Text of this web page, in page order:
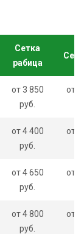
Сетка
рабица
от 3 850
руб.
от
от 4 400
руб.
от
от 4 650
руб.
от
от 4 800
руб.
от